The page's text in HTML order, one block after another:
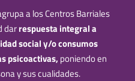
a los Centros Barriales
darrespuesta integral a
social y/o consumos
psicoactivas, poniendo en
y sus cualidades.